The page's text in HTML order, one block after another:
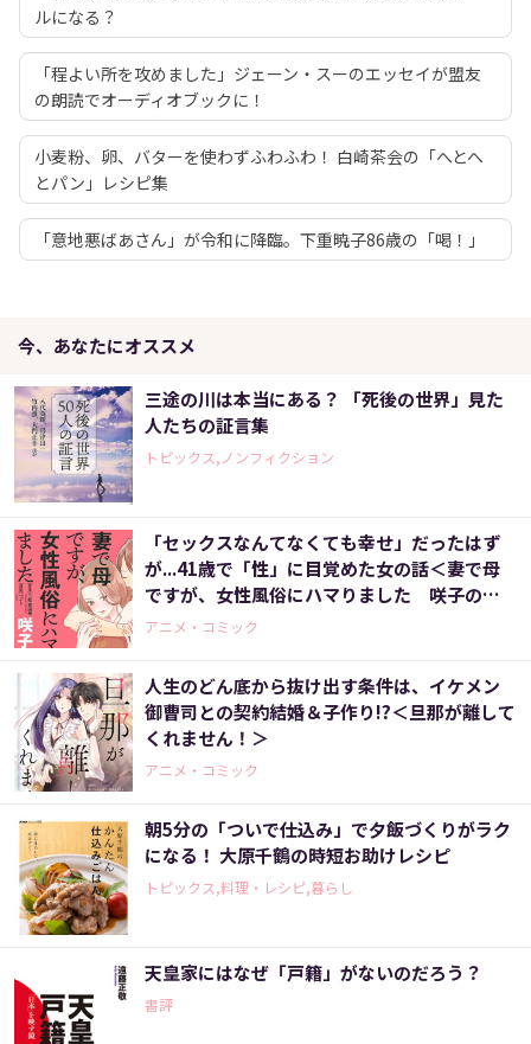
ルになる？
「程よい所を攻めました」ジェーン・スーのエッセイが盟友
の朗読でオーディオブックに！
小麦粉、卵、バターを使わずふわふわ！ 白崎茶会の「へとへ
とパン」レシピ集
「意地悪ばあさん」が令和に降臨。下重暁子86歳の「喝！」
今、あなたにオススメ
三途の川は本当にある？ 「死後の世界」見た
人たちの証言集
トピックス,ノンフィクション
「セックスなんてなくても幸せ」だったはず
が...41歳で「性」に目覚めた女の話＜妻で母
ですが、女性風俗にハマりました 咲子の場
合＞
アニメ・コミック
人生のどん底から抜け出す条件は、イケメン
御曹司との契約結婚＆子作り!?＜旦那が離して
くれません！＞
アニメ・コミック
朝5分の「ついで仕込み」で夕飯づくりがラク
になる！ 大原千鶴の時短お助けレシピ
トピックス,料理・レシピ,暮らし
天皇家にはなぜ「戸籍」がないのだろう？
書評